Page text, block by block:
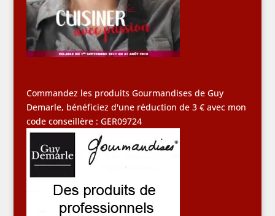
Commandez les produits Gourmandises de Guy
Demarle, bénéficiez d'une réduction de 3 € avec mon
code conseillère : GER09724